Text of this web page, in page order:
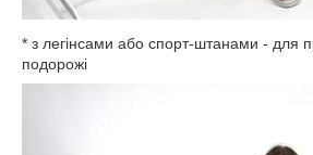
* з легінсами або спорт-штанами - для
подорожі